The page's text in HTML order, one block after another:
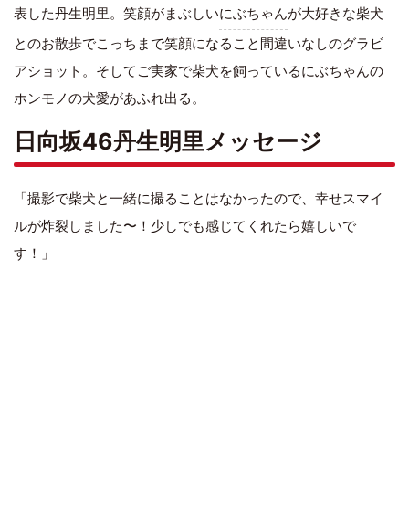
表した丹生明里。笑顔がまぶしいにぶちゃんが大好きな柴犬
とのお散歩でこっちまで笑顔になること間違いなしのグラビ
アショット。そしてご実家で柴犬を飼っているにぶちゃんの
ホンモノの犬愛があふれ出る。
日向坂46丹生明里メッセージ
「撮影で柴犬と一緒に撮ることはなかったので、幸せスマイ
ルが炸裂しました〜！少しでも感じてくれたら嬉しいで
す！」